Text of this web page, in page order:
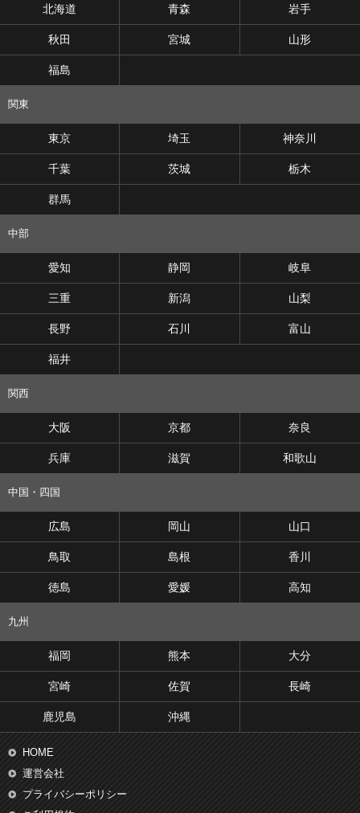
北海道 青森 岩手
秋田 宮城 山形
福島
関東
東京 埼玉 神奈川
千葉 茨城 栃木
群馬
中部
愛知 静岡 岐阜
三重 新潟 山梨
長野 石川 富山
福井
関西
大阪 京都 奈良
兵庫 滋賀 和歌山
中国・四国
広島 岡山 山口
鳥取 島根 香川
徳島 愛媛 高知
九州
福岡 熊本 大分
宮崎 佐賀 長崎
鹿児島 沖縄
HOME
運営会社
プライバシーポリシー